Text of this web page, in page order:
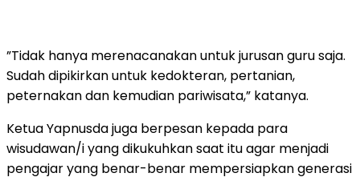
”Tidak hanya merenacanakan untuk jurusan guru saja.
Sudah dipikirkan untuk kedokteran, pertanian,
peternakan dan kemudian pariwisata,” katanya.
Ketua Yapnusda juga berpesan kepada para
wisudawan/i yang dikukuhkan saat itu agar menjadi
pengajar yang benar-benar mempersiapkan generasi